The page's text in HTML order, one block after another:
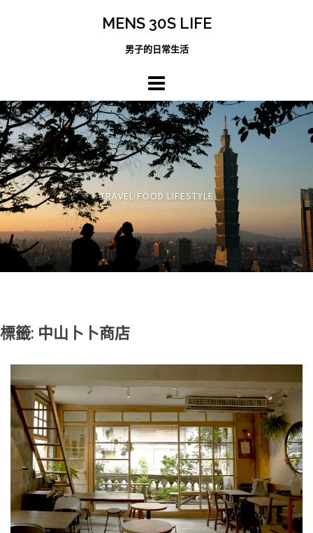
MENS 30S LIFE
男子的日常生活
TRAVEL FOOD LIFESTYLE
標籤: 中山卜卜商店